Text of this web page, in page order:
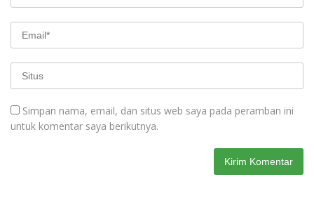
Simpan nama, email, dan situs web saya pada peramban ini
untuk komentar saya berikutnya.